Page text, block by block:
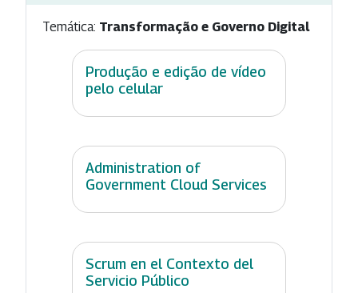
Temática: Transformação e Governo Digital
Produção e edição de vídeo
pelo celular
Administration of
Government Cloud Services
Scrum en el Contexto del
Servicio Público